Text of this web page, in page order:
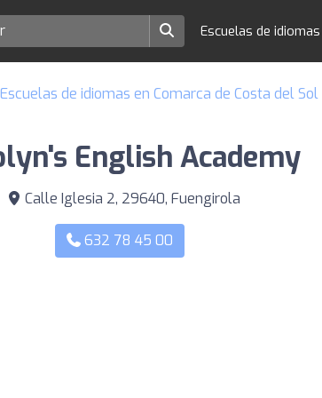
Escuelas de
Escuelas de idiomas en Comarca de Costa del
English Academy
Calle Iglesia 2, 29640, Fuengirola
632 78 45 00